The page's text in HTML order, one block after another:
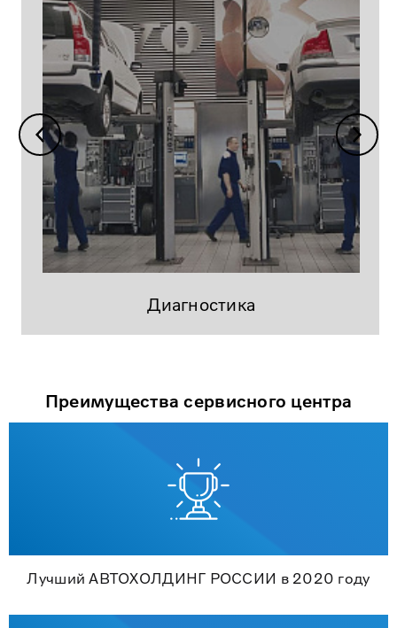
Диагностика
Преимущества сервисного центра
Лучший АВТОХОЛДИНГ РОССИИ в 2020 году